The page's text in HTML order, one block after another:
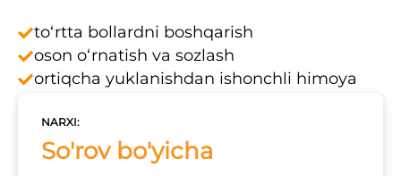
to‘rtta bollardni boshqarish
oson o‘rnatish va sozlash
ortiqcha yuklanishdan ishonchli himoya
NARXI:
So'rov bo'yicha